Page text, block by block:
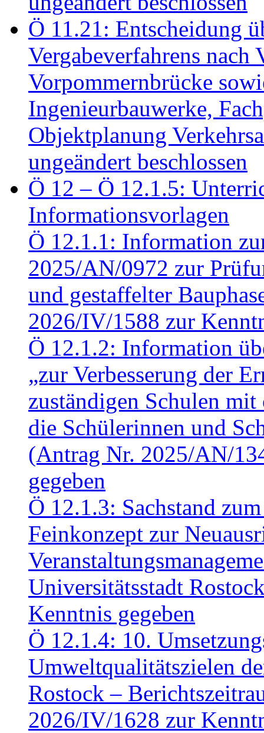
Ö 11.21: Entscheidung
Vergabeverfahrens
Vorpommernbrücke
Ingenieurbauwerke,
Objektplanung
ungeändert beschlossen
Ö 12 – Ö 12.1.5:
Informationsvorlagen
Ö 12.1.1: Information
2025/AN/0972 zur
und gestaffelter
2026/IV/1588 zur
Ö 12.1.2: Information
„zur Verbesserung der
zuständigen Schulen
die Schülerinnen und
(Antrag Nr. 2025/AN/
gegeben
Ö 12.1.3: Sachstand
Feinkonzept zur
Universitätsstadt
Kenntnis gegeben
Ö 12.1.4: 10.
Umweltqualitätszielen
Rostock –
2026/IV/1628 zur